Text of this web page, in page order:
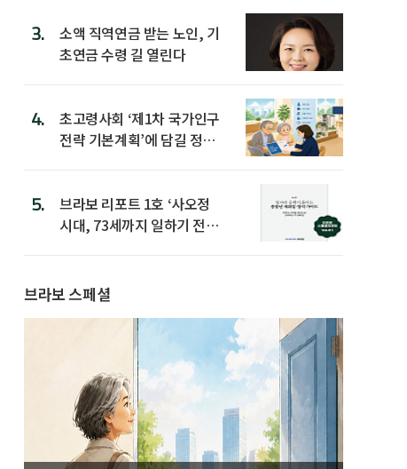
3.
소액 직역연금 받는 노인, 기
초연금 수령 길 열린다
4.
초고령사회 ‘제1차 국가인구
전략 기본계획’에 담길 정책
5.
브라보 리포트 1호 ‘사오정
시대, 73세까지 일하기 전략’
브라보 스페셜